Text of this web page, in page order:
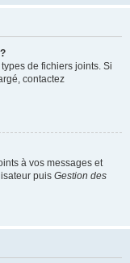
de fichiers joints. Si
contactez
à vos messages et
puis Gestion des